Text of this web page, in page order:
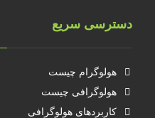
دسترسی سریع
هولوگرام چیست
هولوگرافی چیست
کاربردهای هولوگرافی